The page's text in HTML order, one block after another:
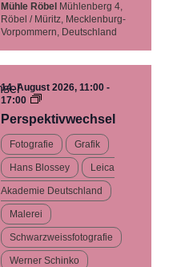
Mühle Röbel Mühlenberg 4,
Röbel / Müritz, Mecklenburg-
Vorpommern, Deutschland
14. August 2026, 11:00 -
17:00
Perspektivwechsel…
Ausstellung
Perspektivwechsel
Fotografie Grafik
Hans Blossey Leica
Akademie Deutschland
Malerei
Schwarzweissfotografie
Werner Schinko